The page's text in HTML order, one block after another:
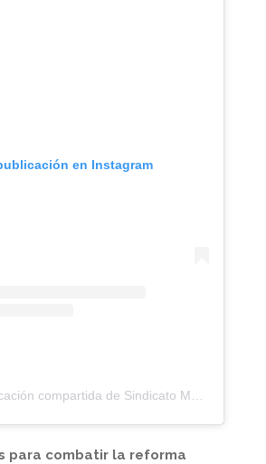
en Instagram
para combatir la reforma